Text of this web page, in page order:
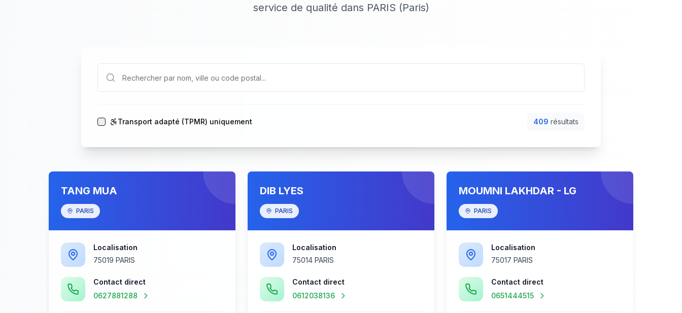
service de qualité dans PARIS (Paris)
Transport adapté (TPMR) uniquement 409 résultats
TANG MUA
PARIS
Localisation
75019 PARIS
Contact direct
0627881288
DIB LYES
PARIS
Localisation
75014 PARIS
Contact direct
0612038136
MOUMNI LAKHDAR - LG
PARIS
Localisation
75017 PARIS
Contact direct
0651444515